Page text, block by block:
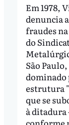
Em 1978,
denuncia
fraudes
do
São
dominado
estrutura
que se
à ditadura